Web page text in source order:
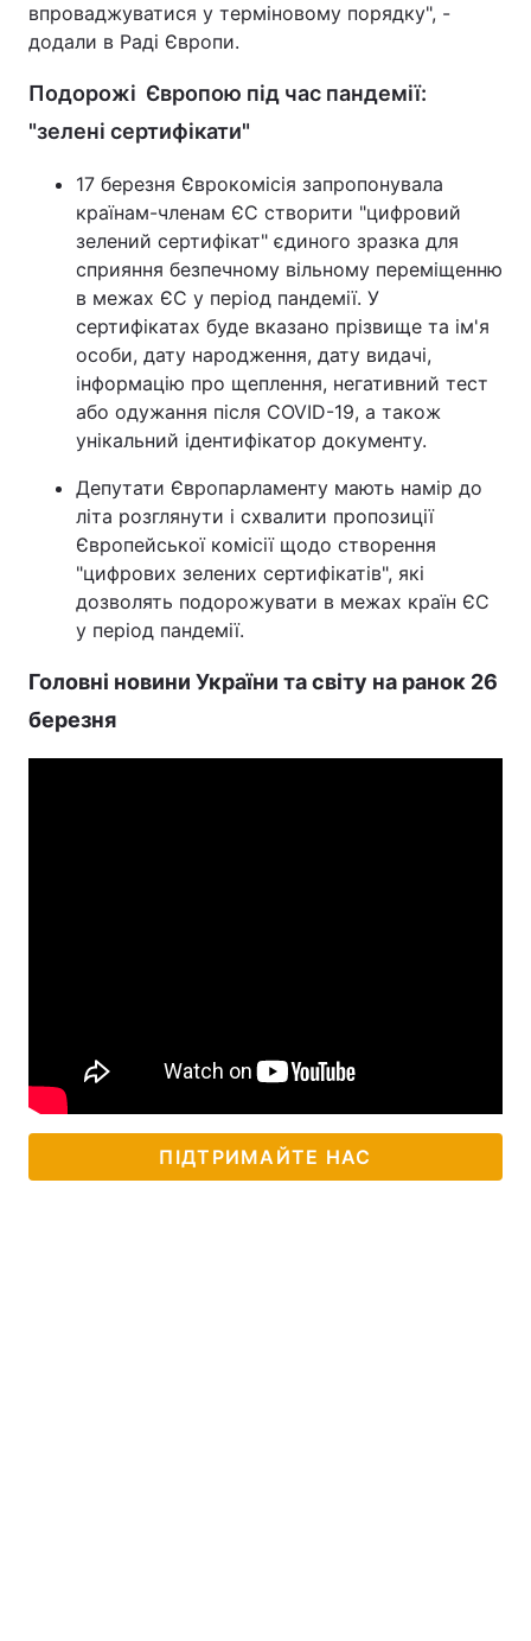
впроваджуватися у терміновому порядку", -
додали в Раді Європи.
Подорожі Європою під час пандемії:
"зелені сертифікати"
17 березня Єврокомісія запропонувала
країнам-членам ЄС створити "цифровий
зелений сертифікат" єдиного зразка для
сприяння безпечному вільному переміщенню
в межах ЄС у період пандемії. У
сертифікатах буде вказано прізвище та ім'я
особи, дату народження, дату видачі,
інформацію про щеплення, негативний тест
або одужання після COVID-19, а також
унікальний ідентифікатор документу.
Депутати Європарламенту мають намір до
літа розглянути і схвалити пропозиції
Європейської комісії щодо створення
"цифрових зелених сертифікатів", які
дозволять подорожувати в межах країн ЄС
у період пандемії.
Головні новини України та світу на ранок 26
березня
ПІДТРИМАЙТЕ НАС